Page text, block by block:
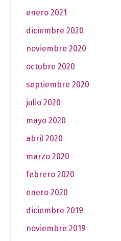
enero 2021
diciembre 2020
noviembre 2020
octubre 2020
septiembre 2020
julio 2020
mayo 2020
abril 2020
marzo 2020
febrero 2020
enero 2020
diciembre 2019
noviembre 2019